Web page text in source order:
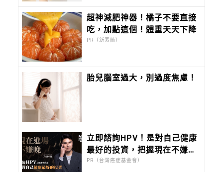
超神減肥神器！橘子不要直接
吃，加點這個！體重天天下降
PR（新素簡）
胎兒腦室過大，別過度焦慮！
立即諮詢HPV！是對自己健康
最好的投資，把握現在不嫌
晚！
PR（台灣癌症基金會）